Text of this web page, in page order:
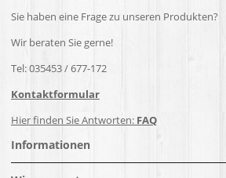
Sie haben eine Frage zu unseren Produkten?
Wir beraten Sie gerne!
Tel: 035453 / 677-172
Kontaktformular
Hier finden Sie Antworten: FAQ
Informationen